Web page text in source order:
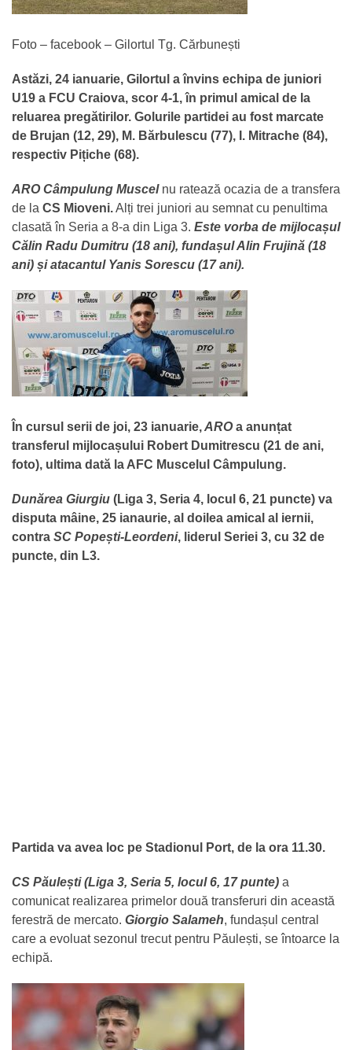
Foto – facebook – Gilortul Tg. Cărbunești
Astăzi, 24 ianuarie, Gilortul a învins echipa de juniori
U19 a FCU Craiova, scor 4-1, în primul amical de la
reluarea pregătirilor. Golurile partidei au fost marcate
de Brujan (12, 29), M. Bărbulescu (77), I. Mitrache (84),
respectiv Pițiche (68).
ARO Câmpulung Muscelnu ratează ocazia de a transfera
de la CS Mioveni.Alți trei juniori au semnat cu penultima
clasată în Seria a 8-a din Liga 3. Este vorba de mijlocașul
Călin Radu Dumitru (18 ani), fundașul Alin Frujină (18
ani) și atacantul Yanis Sorescu (17 ani).
În cursul serii de joi, 23 ianuarie,AROa anunțat
transferul mijlocașului Robert Dumitrescu (21 de ani,
foto), ultima dată la AFC Muscelul Câmpulung.
Dunărea Giurgiu (Liga 3, Seria 4, locul 6, 21 puncte) va
disputa mâine, 25 ianaurie, al doilea amical al iernii,
contra SC Popești-Leordeni, liderul Seriei 3, cu 32 de
puncte, din L3.
Partida va avea loc pe Stadionul Port, de la ora 11.30.
CS Păulești (Liga 3, Seria 5, locul 6, 17 punte) a
comunicat realizarea primelor două transferuri din această
ferestră de mercato. Giorgio Salameh, fundașul central
care a evoluat sezonul trecut pentru Păulești, se întoarce la
echipă.